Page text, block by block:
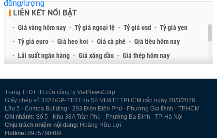
LIÊN KẾT NỔI BẬT
Giá vàng hôm nay Tỷ giá ngoại tệ Tỷ giá usd
Tỷ giá yen
Tỷ giá euro
Giá heo hơi Giá cà phê
Giá tiêu hôm nay
Lãi suất ngân hàng
Giá xăng dầu
Giá thép hôm nay
Trang TTĐTTH của công ty VietNewsCorp
Giấy phép số 3323/GP-TTĐT do Sở VH&TT TP.HCM cấp ngày 20/3/2026
Lầu 5 - Compa Building - 293 Điện Biên Phủ - Phường Gia Định - TP.HCM
Chi nhánh: Số 5 - Khu 38A Trần Phú - Phường Ba Đình - TP. Hà Nội
Chịu trách nhiệm nội dung: Hoàng Hữu Lợi
Hotline: 0975798489